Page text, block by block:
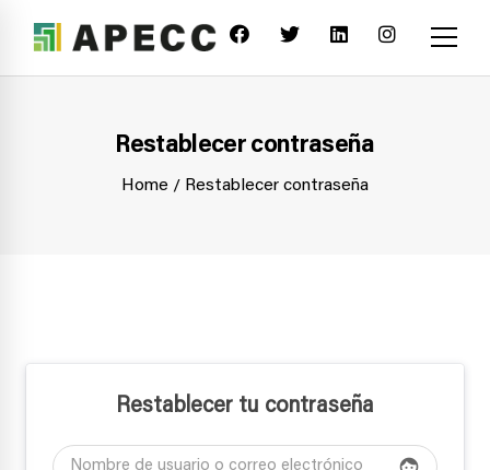
Restablecer contraseña
Home Restablecer contraseña
Restablecer tu contraseña